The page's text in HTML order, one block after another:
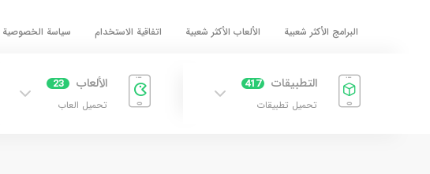
البرامج الأكثر شعبية الألعاب الأكثر شعبية اتفاقية الاستخدام سياسة الخصوصية
التطبيقات 417
تحميل تطبيقات
الألعاب 23
تحميل العاب